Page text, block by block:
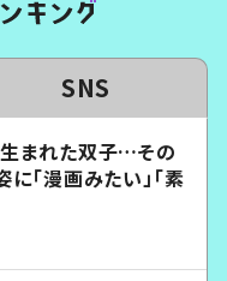
SNS
まれた双子…その
「漫画みたい」「素